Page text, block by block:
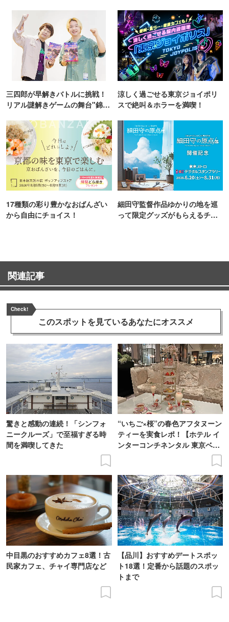
三四郎が早解きバトルに挑戦！
リアル謎解きゲームの舞台"錦糸
涼しく過ごせる東京ジョイポリ
スで絶叫＆ホラーを満喫！
17種類の彩り豊かなおばんざい
から自由にチョイス！
細田守監督作品ゆかりの地を巡
って限定グッズがもらえるチャ
関連記事
Check!
このスポットを見ているあなたにオススメ
驚きと感動の連続！「シンフォ
ニークルーズ」で至福すぎる時
間を満喫してきた
“いちご×桜”の春色アフタヌーン
ティーを実食レポ！【ホテル イ
ンターコンチネンタル 東京ベ
中目黒のおすすめカフェ8選！古
民家カフェ、チャイ専門店など
【品川】おすすめデートスポッ
ト18選！定番から話題のスポッ
トまで